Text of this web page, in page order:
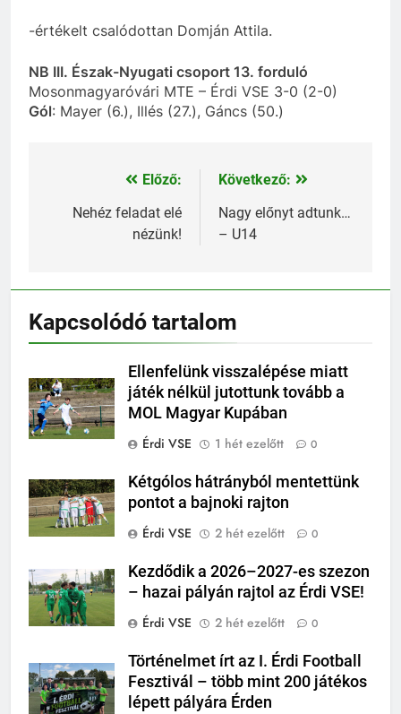
-értékelt csalódottan Domján Attila.
NB III. Észak-Nyugati csoport 13. forduló
Mosonmagyaróvári MTE – Érdi VSE 3-0 (2-0)
Gól: Mayer (6.), Illés (27.), Gáncs (50.)
Bejegyzés
navigáció
Előző:
Nehéz feladat elé
nézünk!
Következő:
Nagy előnyt adtunk…
– U14
Kapcsolódó tartalom
Ellenfelünk visszalépése miatt
játék nélkül jutottunk tovább a
MOL Magyar Kupában
Érdi VSE
1 hét ezelőtt 0
Kétgólos hátrányból mentettünk
pontot a bajnoki rajton
Érdi VSE
2 hét ezelőtt 0
Kezdődik a 2026–2027-es szezon
– hazai pályán rajtol az Érdi VSE!
Érdi VSE
2 hét ezelőtt 0
Történelmet írt az I. Érdi Football
Fesztivál – több mint 200 játékos
lépett pályára Érden